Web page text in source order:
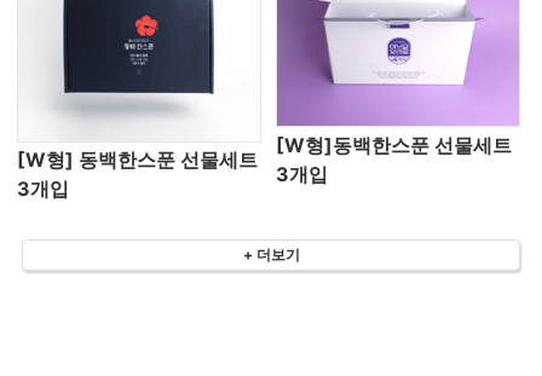
[W형] 동백한스푼 선물세트
3개입
[W형]동백한스푼 선물세트
3개입
+ 더보기